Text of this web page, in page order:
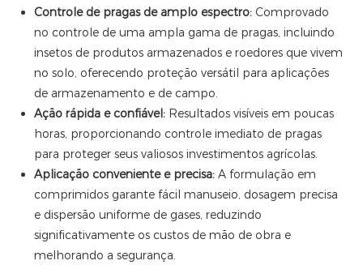
Controle de pragas de amplo espectro: Comprovado
no controle de uma ampla gama de pragas, incluindo
insetos de produtos armazenados e roedores que vivem
no solo, oferecendo proteção versátil para aplicações
de armazenamento e de campo.
Ação rápida e confiável: Resultados visíveis em poucas
horas, proporcionando controle imediato de pragas
para proteger seus valiosos investimentos agrícolas.
Aplicação conveniente e precisa: A formulação em
comprimidos garante fácil manuseio, dosagem precisa
e dispersão uniforme de gases, reduzindo
significativamente os custos de mão de obra e
melhorando a segurança.